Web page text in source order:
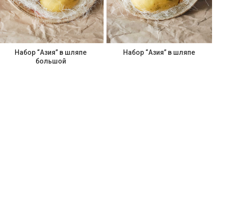
Набор “Азия” в шляпе
большой
Набор “Азия” в шляпе